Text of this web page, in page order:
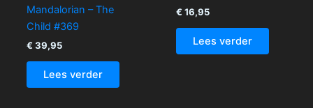
Mandalorian – The
Child #369
€ 39,95
Lees verder
€ 16,95
Lees verder